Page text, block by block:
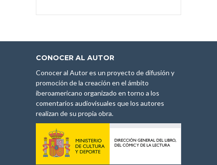
CONOCER AL AUTOR
Conocer al Autor es un proyecto de difusión y
promoción de la creación en el ámbito
iberoamericano organizado en torno a los
comentarios audiovisuales que los autores
realizan de su propia obra.